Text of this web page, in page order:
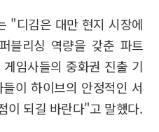
"디김은 대만 현지 시장에
블리싱 역량을 갖춘 파트
임사들의 중화권 진출 기
이 하이브의 안정적인 서
이 되길 바란다"고 말했다.